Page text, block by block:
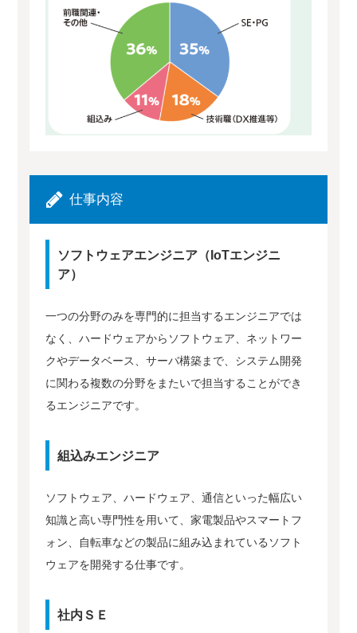
仕事内容
ソフトウェアエンジニア（IoTエンジニ
ア）
一つの分野のみを専門的に担当するエンジニアでは
なく、ハードウェアからソフトウェア、ネットワー
クやデータベース、サーバ構築まで、システム開発
に関わる複数の分野をまたいで担当することができ
るエンジニアです。
組込みエンジニア
ソフトウェア、ハードウェア、通信といった幅広い
知識と高い専門性を用いて、家電製品やスマートフ
ォン、自転車などの製品に組み込まれているソフト
ウェアを開発する仕事です。
社内ＳＥ